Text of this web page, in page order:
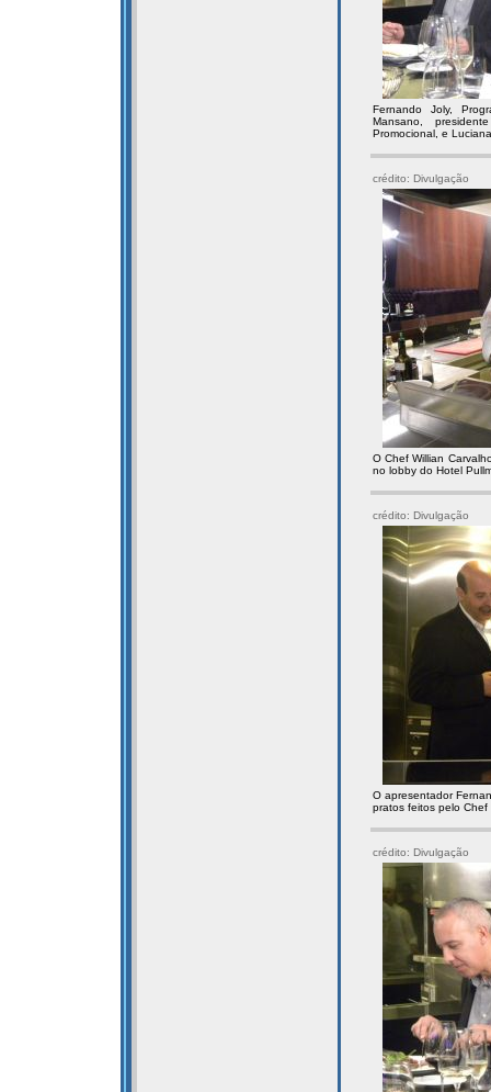
Fernando Joly,
Mansano,
Promocional, e
crédito: Divulgação
O Chef Willian
no lobby do Hotel
crédito: Divulgação
O apresentador
pratos feitos pelo Chef
crédito: Divulgação